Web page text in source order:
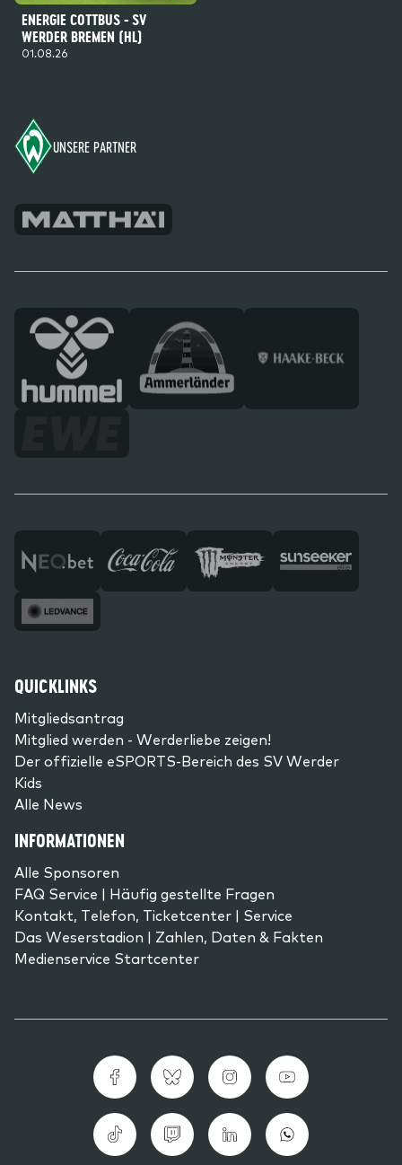
ENERGIE COTTBUS - SV
WERDER BREMEN (HL)
01.08.26
UNSERE PARTNER
QUICKLINKS
Mitgliedsantrag
Mitglied werden - Werderliebe zeigen!
Der offizielle eSPORTS-Bereich des SV Werder
Kids
Alle News
INFORMATIONEN
Alle Sponsoren
FAQ Service | Häufig gestellte Fragen
Kontakt, Telefon, Ticketcenter | Service
Das Weserstadion | Zahlen, Daten & Fakten
Medienservice Startcenter